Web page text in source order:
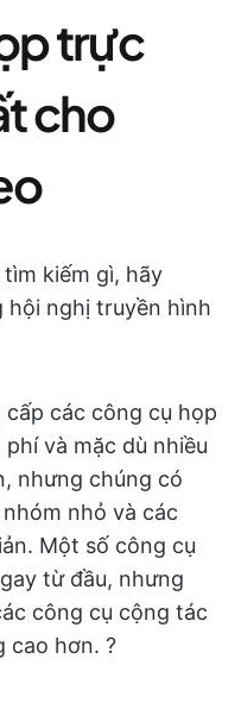
trực
cho
kiếm gì, hãy
hội nghị truyền hình
các công cụ họp
và mặc dù nhiều
nhưng chúng có
nhỏ và các
Một số công cụ
từ đầu, nhưng
công cụ cộng tác
cao hơn. ?